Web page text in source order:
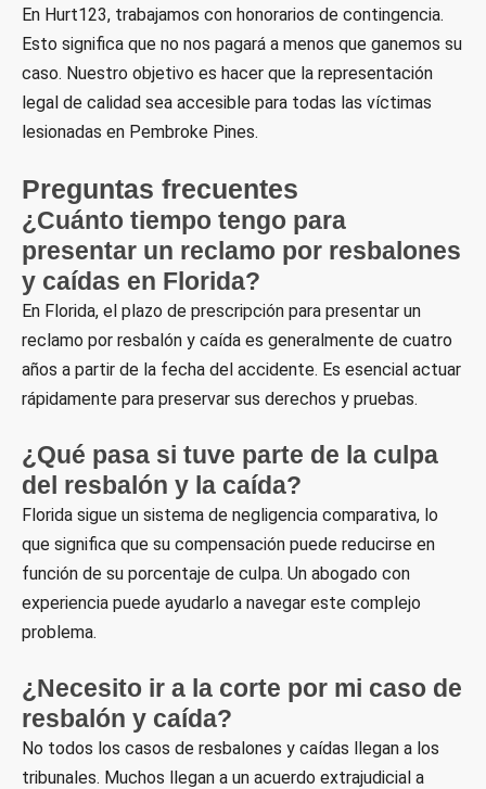
En Hurt123, trabajamos con honorarios de contingencia.
Esto significa que no nos pagará a menos que ganemos su
caso. Nuestro objetivo es hacer que la representación
legal de calidad sea accesible para todas las víctimas
lesionadas en Pembroke Pines.
Preguntas frecuentes
¿Cuánto tiempo tengo para
presentar un reclamo por resbalones
y caídas en Florida?
En Florida, el plazo de prescripción para presentar un
reclamo por resbalón y caída es generalmente de cuatro
años a partir de la fecha del accidente. Es esencial actuar
rápidamente para preservar sus derechos y pruebas.
¿Qué pasa si tuve parte de la culpa
del resbalón y la caída?
Florida sigue un sistema de negligencia comparativa, lo
que significa que su compensación puede reducirse en
función de su porcentaje de culpa. Un abogado con
experiencia puede ayudarlo a navegar este complejo
problema.
¿Necesito ir a la corte por mi caso de
resbalón y caída?
No todos los casos de resbalones y caídas llegan a los
tribunales. Muchos llegan a un acuerdo extrajudicial a